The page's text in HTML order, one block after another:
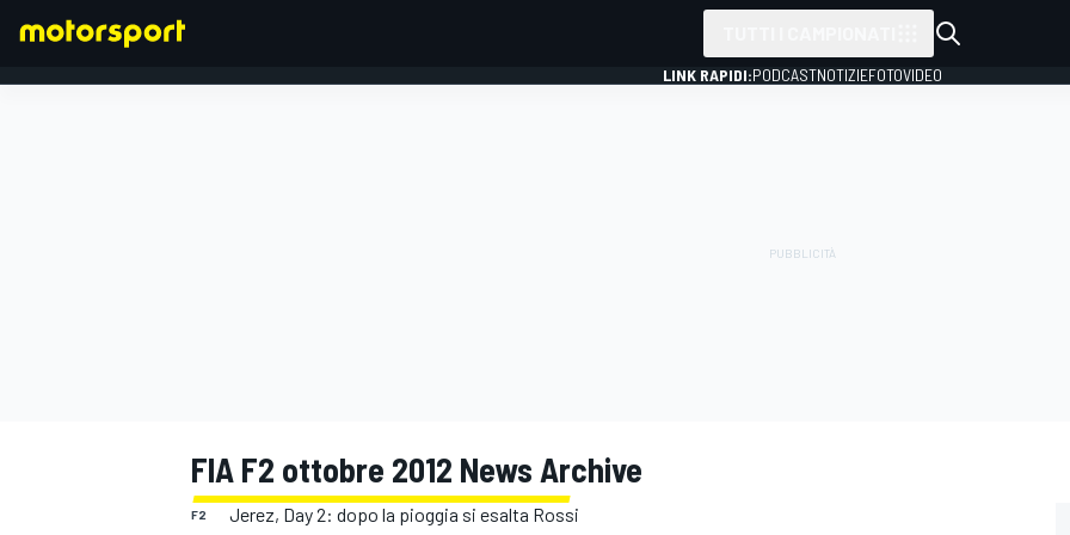
LINK RAPIDI:PODCASTNOTIZIEFOTOVIDEO
FIA F2 ottobre 2012 News Archive
F2 Jerez, Day 2: dopo la pioggia si esalta Rossi